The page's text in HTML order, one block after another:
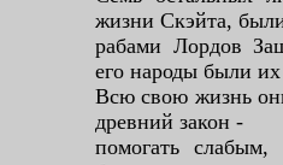
жизни Скэйта,
рабами Лордов
его народы были
Всю свою жизнь
древний закон -
помогать слабым,